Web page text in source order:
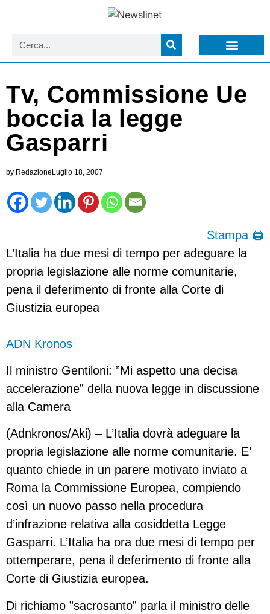
Tv, Commissione Ue
boccia la legge
Gasparri
by RedazioneLuglio 18, 2007
Stampa 🖨
L’Italia ha due mesi di tempo per adeguare la
propria legislazione alle norme comunitarie,
pena il deferimento di fronte alla Corte di
Giustizia europea
ADN Kronos
Il ministro Gentiloni: ”Mi aspetto una decisa
accelerazione” della nuova legge in discussione
alla Camera
(Adnkronos/Aki) – L’Italia dovrà adeguare la
propria legislazione alle norme comunitarie. E’
quanto chiede in un parere motivato inviato a
Roma la Commissione Europea, compiendo
così un nuovo passo nella procedura
d’infrazione relativa alla cosiddetta Legge
Gasparri. L’Italia ha ora due mesi di tempo per
ottemperare, pena il deferimento di fronte alla
Corte di Giustizia europea.
Di richiamo ”sacrosanto” parla il ministro delle